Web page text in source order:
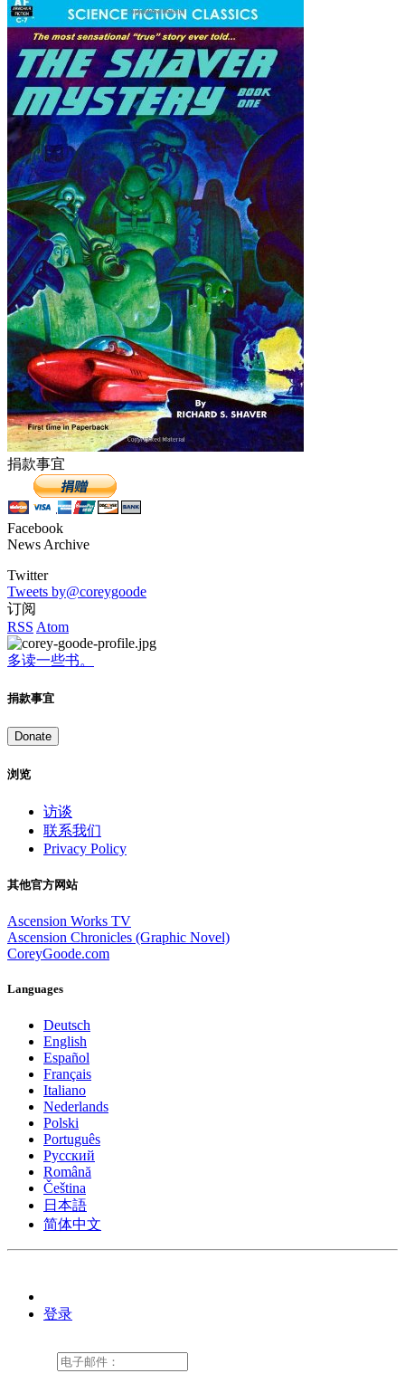
捐款事宜
Facebook
News Archive
Twitter
Tweets by@coreygoode
订阅
RSS Atom
多读一些书。
捐款事宜
Donate
浏览
访谈
联系我们
Privacy Policy
其他官方网站
Ascension Works TV
Ascension Chronicles (Graphic Novel)
CoreyGoode.com
Languages
Deutsch
English
Español
Français
Italiano
Nederlands
Polski
Português
Pусский
Română
Čeština
日本語
简体中文
登录